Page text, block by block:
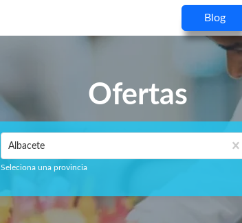
Blog
Ofertas
Albacete
Seleciona una provincia